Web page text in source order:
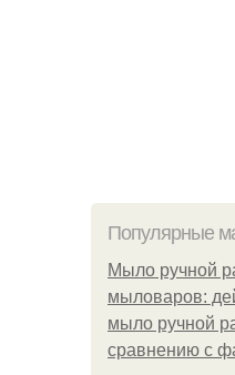
Популярные
Мыло ручной
мыловаров:
мыло ручной
сравнению с